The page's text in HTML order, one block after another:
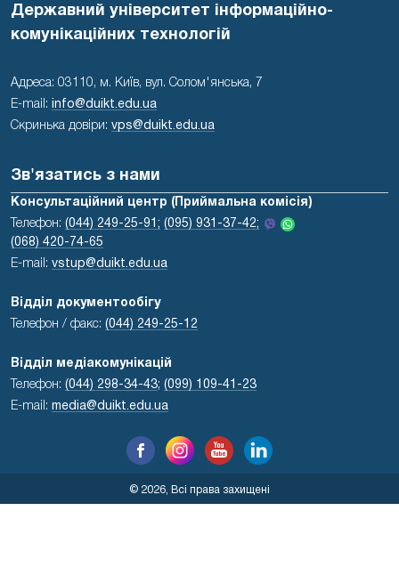
Державний університет інформаційно-
комунікаційних технологій
Адреса: 03110, м. Київ, вул. Солом'янська, 7
E-mail:
info@duikt.edu.ua
Скринька довіри: vps@duikt.edu.ua
Зв'язатись з нами
Консультаційний центр (Приймальна комісія)
Телефон: (044) 249-25-91; (095) 931-37-42;
(068) 420-74-65
E-mail: vstup@duikt.edu.ua
Відділ документообігу
Телефон / факс: (044) 249-25-12
Відділ медіакомунікацій
Телефон: (044) 298-34-43; (099) 109-41-23
E-mail: media@duikt.edu.ua
© 2026, Всі права захищені